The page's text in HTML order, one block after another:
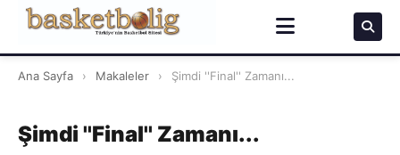
Ana Sayfa › Makaleler › Şimdi ''Final'' Zamanı...
Şimdi ''Final'' Zamanı...